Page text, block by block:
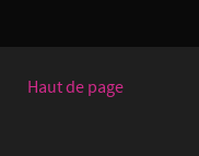
Haut de page